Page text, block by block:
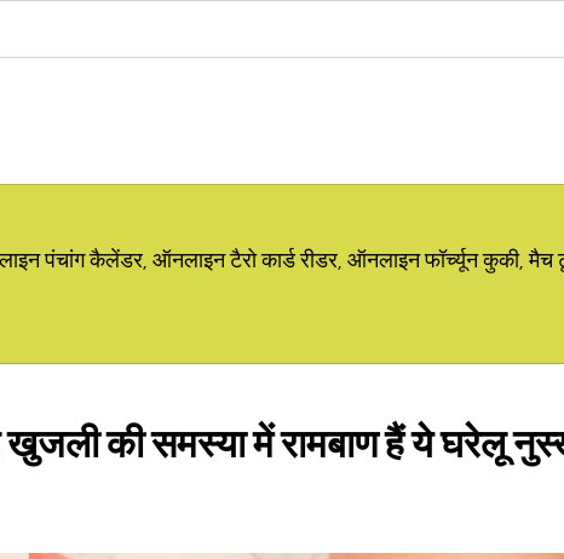
पंचांग कैलेंडर, ऑनलाइन टैरो कार्ड रीडर, ऑनलाइन फॉर्च्यून कुकी, मैच
की समस्या में रामबाण हैं ये घरेलू